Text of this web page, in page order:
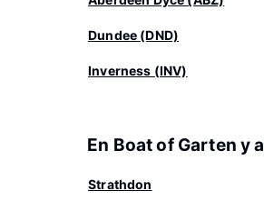
Dundee (DND)
Inverness (INV)
En Boat of Garten y
Strathdon